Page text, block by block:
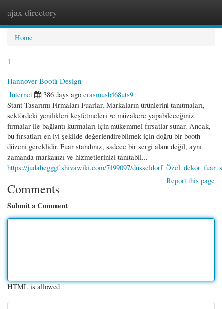
ajax directory
Home
1
Hannover Booth Design
Internet
386 days ago erasmusb468uts9
Stant Tasarımı Firmaları Fuarlar, Markaların ürünlerini tanıtmaları,
sektördeki yenilikleri keşfetmeleri ve müzakere yapabileceğiniz
firmalar ile bağlantı kurmaları için mükemmel fırsatlar sunar. Ancak,
bu fırsatları en iyi şekilde değerlendirebilmek için doğru bir booth
düzeni gereklidir. Fuar standınız, sadece bir sergi alanı değil, aynı
zamanda markanızı ve hizmetlerinizi tanıtabil...
https://judahegggf.shivawiki.com/7499097/
Report this page
Comments
Submit a Comment
HTML is allowed